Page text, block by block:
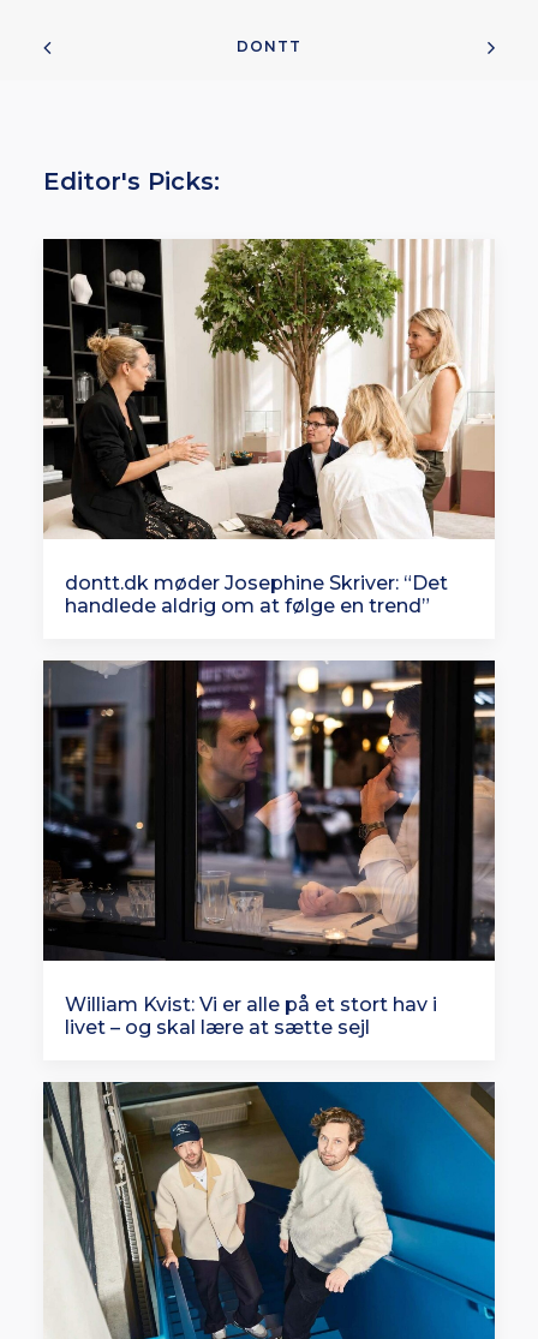
DONTT
Editor's Picks:
dontt.dk møder Josephine Skriver: “Det
handlede aldrig om at følge en trend”
William Kvist: Vi er alle på et stort hav i
livet – og skal lære at sætte sejl